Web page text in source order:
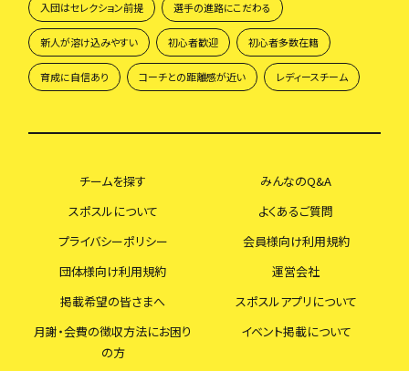
入団はセレクション前提 選手の進路にこだわる
新人が溶け込みやすい 初心者歓迎 初心者多数在籍
育成に自信あり コーチとの距離感が近い レディースチーム
チームを探す
みんなのQ&A
スポスルについて
よくあるご質問
プライバシーポリシー
会員様向け利用規約
団体様向け利用規約
運営会社
掲載希望の皆さまへ
スポスルアプリについて
月謝・会費の徴収方法にお困り
の方
イベント掲載について